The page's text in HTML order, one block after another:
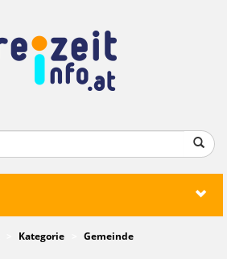
Kategorie
Gemeinde